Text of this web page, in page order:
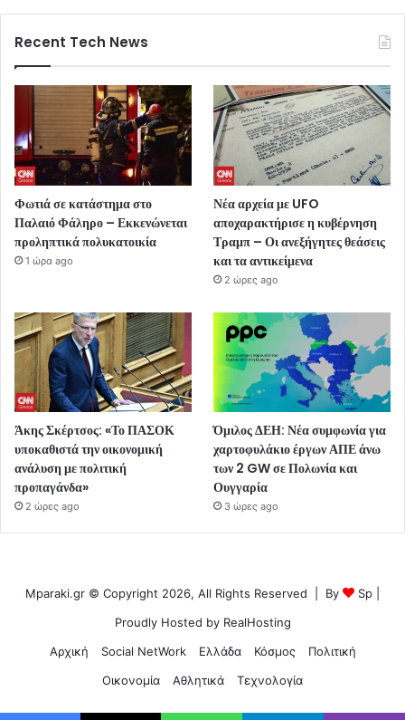
Recent Tech News
Φωτιά σε κατάστημα στο
Παλαιό Φάληρο – Εκκενώνεται
προληπτικά πολυκατοικία
1 ώρα ago
Νέα αρχεία με UFO
αποχαρακτήρισε η κυβέρνηση
Τραμπ – Οι ανεξήγητες θεάσεις
και τα αντικείμενα
2 ώρες ago
Άκης Σκέρτσος: «Το ΠΑΣΟΚ
υποκαθιστά την οικονομική
ανάλυση με πολιτική
προπαγάνδα»
2 ώρες ago
Όμιλος ΔΕΗ: Νέα συμφωνία για
χαρτοφυλάκιο έργων ΑΠΕ άνω
των 2 GW σε Πολωνία και
Ουγγαρία
3 ώρες ago
Mparaki.gr © Copyright 2026, All Rights Reserved | By Sp
Proudly Hosted by RealHosting
Αρχική
Social NetWork Ελλάδα Κόσμος
Πολιτική
Οικονομία
Αθλητικά Τεχνολογία